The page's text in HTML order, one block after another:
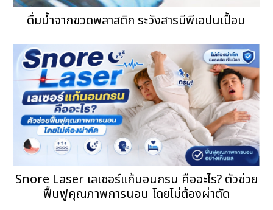
ดื่มน้ำจากขวดพลาสติก ระวังสารบีพีเอปนเปื้อน
Snore Laser เลเซอร์แก้นอนกรน คืออะไร? ตัวช่วย
ฟื้นฟูคุณภาพการนอน โดยไม่ต้องผ่าตัด